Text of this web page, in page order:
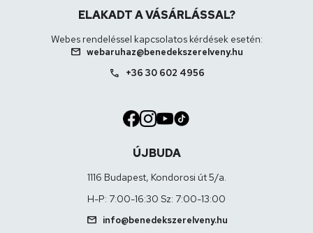
ELAKADT A VÁSÁRLÁSSAL?
Webes rendeléssel kapcsolatos kérdések esetén:
mail webaruhaz@benedekszerelveny.hu
call +36 30 602 4956
ÚJBUDA
1116 Budapest, Kondorosi út 5/a.
H-P: 7:00-16:30 Sz: 7:00-13:00
mail info@benedekszerelveny.hu